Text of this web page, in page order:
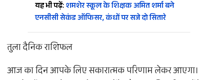
यह भी पढ़ें: शमशेर स्कूल के शिक्षक अमित शर्मा बने
एनसीसी सेकंड ऑफिसर, कंधों पर सजे दो सितारे
तुला दैनिक राशिफल
आज का दिन आपके लिए सकारात्मक परिणाम लेकर आएगा।